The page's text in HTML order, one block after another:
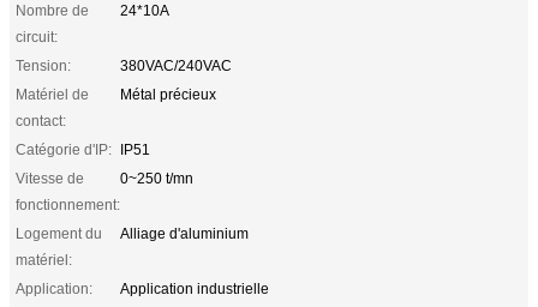
Nombre de
circuit:
24*10A
Tension:
380VAC/240VAC
Matériel de
contact:
Métal précieux
Catégorie d'IP: IP51
Vitesse de
fonctionnement:
0~250 t/mn
Logement du
matériel:
Alliage d'aluminium
Application:
Application industrielle